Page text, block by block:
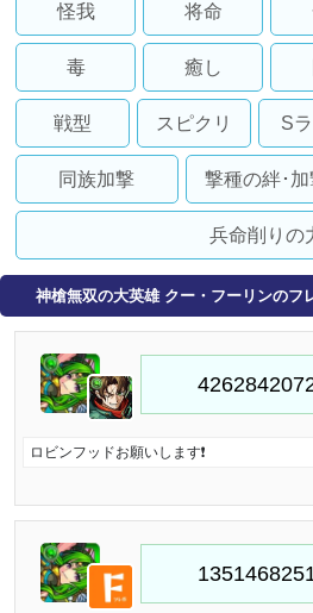
怪我 将命
毒 癒し
戦型 スピクリ S
同族加撃 撃種の絆･加
兵命削りの
神槍無双の大英雄 クー・フーリンのフ
ロビンフッドお願いします❗